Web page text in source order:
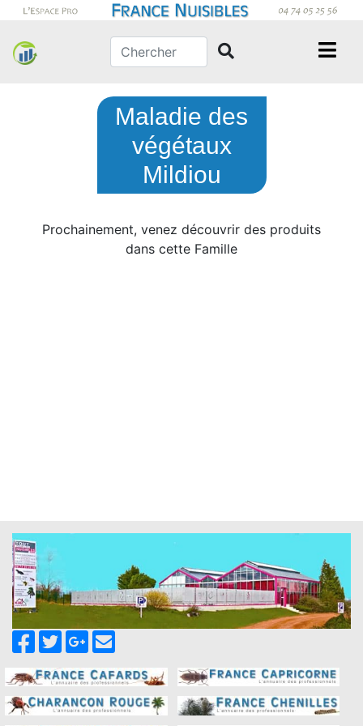
Maladie des
végétaux
Mildiou
Prochainement, venez découvrir des produits
dans cette Famille